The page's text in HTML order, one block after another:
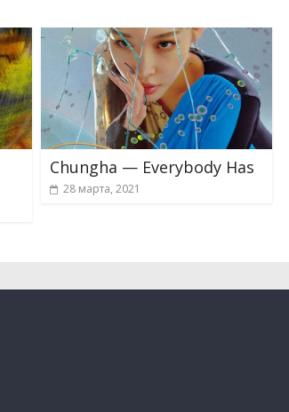
Chungha — Everybody Has
28 марта, 2021